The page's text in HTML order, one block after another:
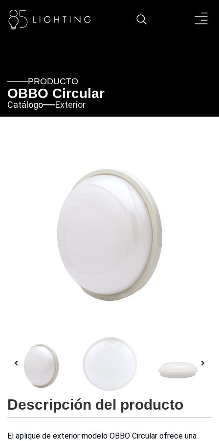
PRODUCTO
OBBO Circular
Catálogo Exterior
Descripción del producto
El aplique de exterior modelo OBBO Circular ofrece una